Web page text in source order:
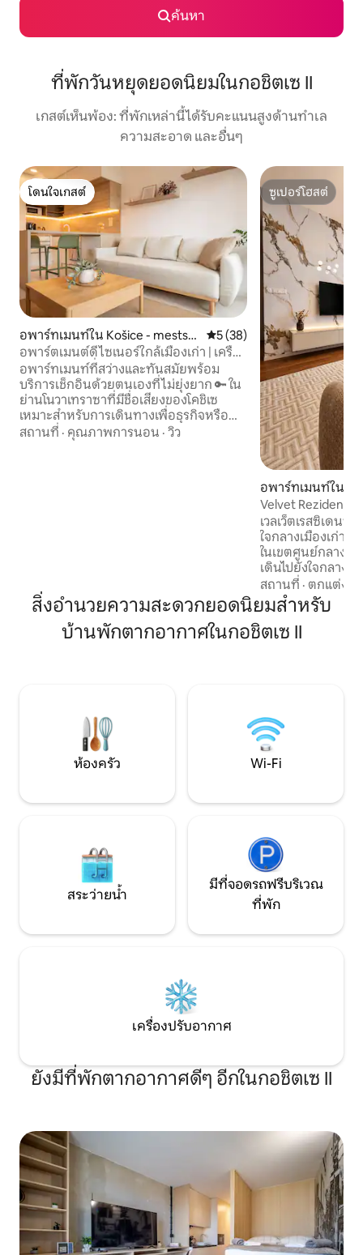
ค้นหา
ที่พักวันหยุดยอดนิยมในกอชิตเซ II
เกสต์เห็นพ้อง: ที่พักเหล่านี้ได้รับคะแนนสูงด้านทำเล
ความสะอาด และอื่นๆ
โดนใจเกสต์
โดนใจเกสต์
อพาร์ทเมนท์ใน Košice - mestská
časť Západ
คะแนนเฉลี่ย 5 จาก 5, 38 รีวิว
5 (38)
อพาร์ตเมนต์ดีไซเนอร์ใกล้เมืองเก่า | เครื่อง
ปรับอากาศ | ที่จอดรถ | ระเบียง
อพาร์ทเมนท์ที่สว่างและทันสมัยพร้อม
บริการเช็กอินด้วยตนเองที่ไม่ยุ่งยาก 🔑 ใน
ย่านโนวาเทราซาที่มีชื่อเสียงของโคชิเซ
เหมาะสำหรับการเดินทางเพื่อธุรกิจหรือ
การพักผ่อนในเมือง คุณจะเพลิดเพลินไปกับ
สถานที่ · คุณภาพการนอน · วิว
ซูเปอร์โฮสต์
ซูเปอร์โฮสต์
อพาร์ทเมนท์ใน
Velvet
เวลเว็ตเรสซิเดน
ใจกลางเมืองเก่า อพาร์ทเมนท์แห่งนี้ตั้งอยู่
ในเขตศูนย์กลางก
เดินไปยังใจกลาง
ประวัติศาสตร์ ร้าน
ได้อย่างสะดวก อ
ความสะดวกที่สะด
พักระยะสั้นและระ
สถานที่ · ตกแต่ง
สิ่งอำนวยความสะดวกยอดนิยมสำหรับ
บ้านพักตากอากาศในกอชิตเซ II
ห้องครัว Wi-Fi
สระว่ายน้ำ
มีที่จอดรถฟรีบริเวณ
ที่พัก
เครื่องปรับอากาศ
ยังมีที่พักตากอากาศดีๆ อีกในกอชิตเซ II